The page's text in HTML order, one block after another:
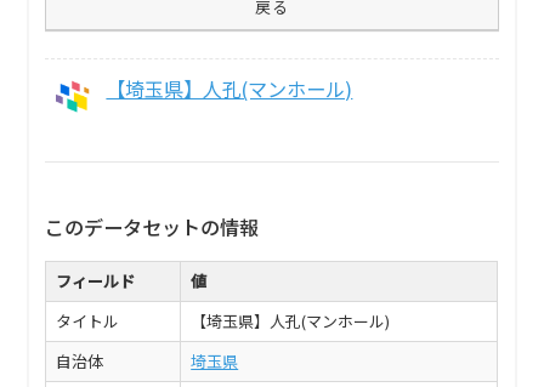
戻る
【埼玉県】人孔(マンホール)
このデータセットの情報
フィールド
値
タイトル
【埼玉県】人孔(マンホール)
自治体
埼玉県